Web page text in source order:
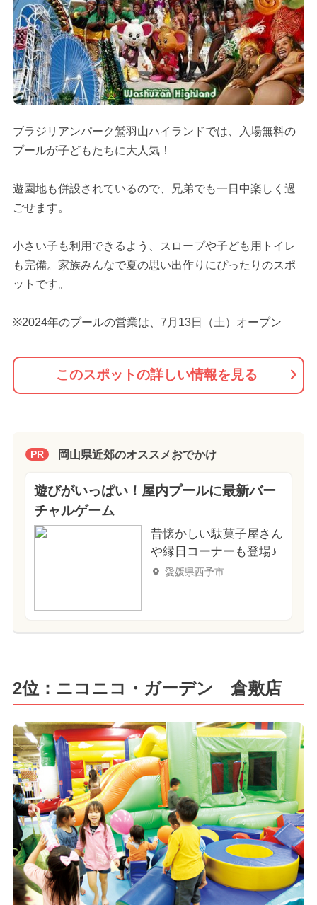
ブラジリアンパーク鷲羽山ハイランドでは、入場無料の
プールが子どもたちに大人気！
遊園地も併設されているので、兄弟でも一日中楽しく過
ごせます。
小さい子も利用できるよう、スロープや子ども用トイレ
も完備。家族みんなで夏の思い出作りにぴったりのスポ
ットです。
※2024年のプールの営業は、7月13日（土）オープン
このスポットの詳しい情報を見る
PR 岡山県近郊のオススメおでかけ
遊びがいっぱい！屋内プールに最新バー
チャルゲーム
昔懐かしい駄菓子屋さん
や縁日コーナーも登場♪
愛媛県西予市
2位：ニコニコ・ガーデン 倉敷店